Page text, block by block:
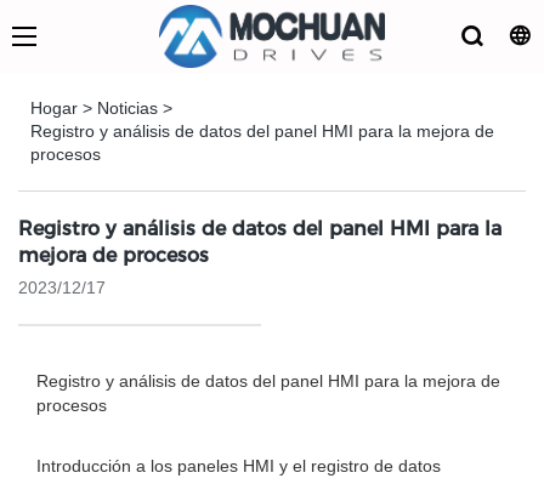
Hogar > Noticias >
Registro y análisis de datos del panel HMI para la mejora de
procesos
Registro y análisis de datos del panel HMI para la
mejora de procesos
2023/12/17
Registro y análisis de datos del panel HMI para la mejora de
procesos
Introducción a los paneles HMI y el registro de datos